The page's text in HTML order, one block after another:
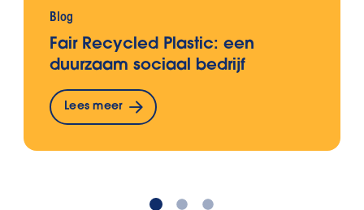
Blog
Fair Recycled Plastic: een
duurzaam sociaal bedrijf
Lees meer